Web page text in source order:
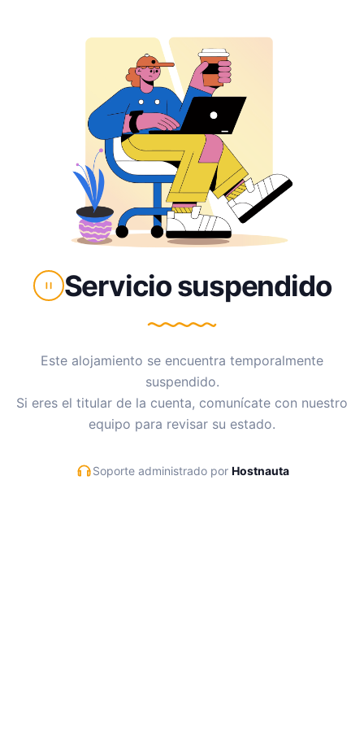
Servicio suspendido
Este alojamiento se encuentra temporalmente
suspendido.
Si eres el titular de la cuenta, comunícate con nuestro
equipo para revisar su estado.
Soporte administrado por Hostnauta